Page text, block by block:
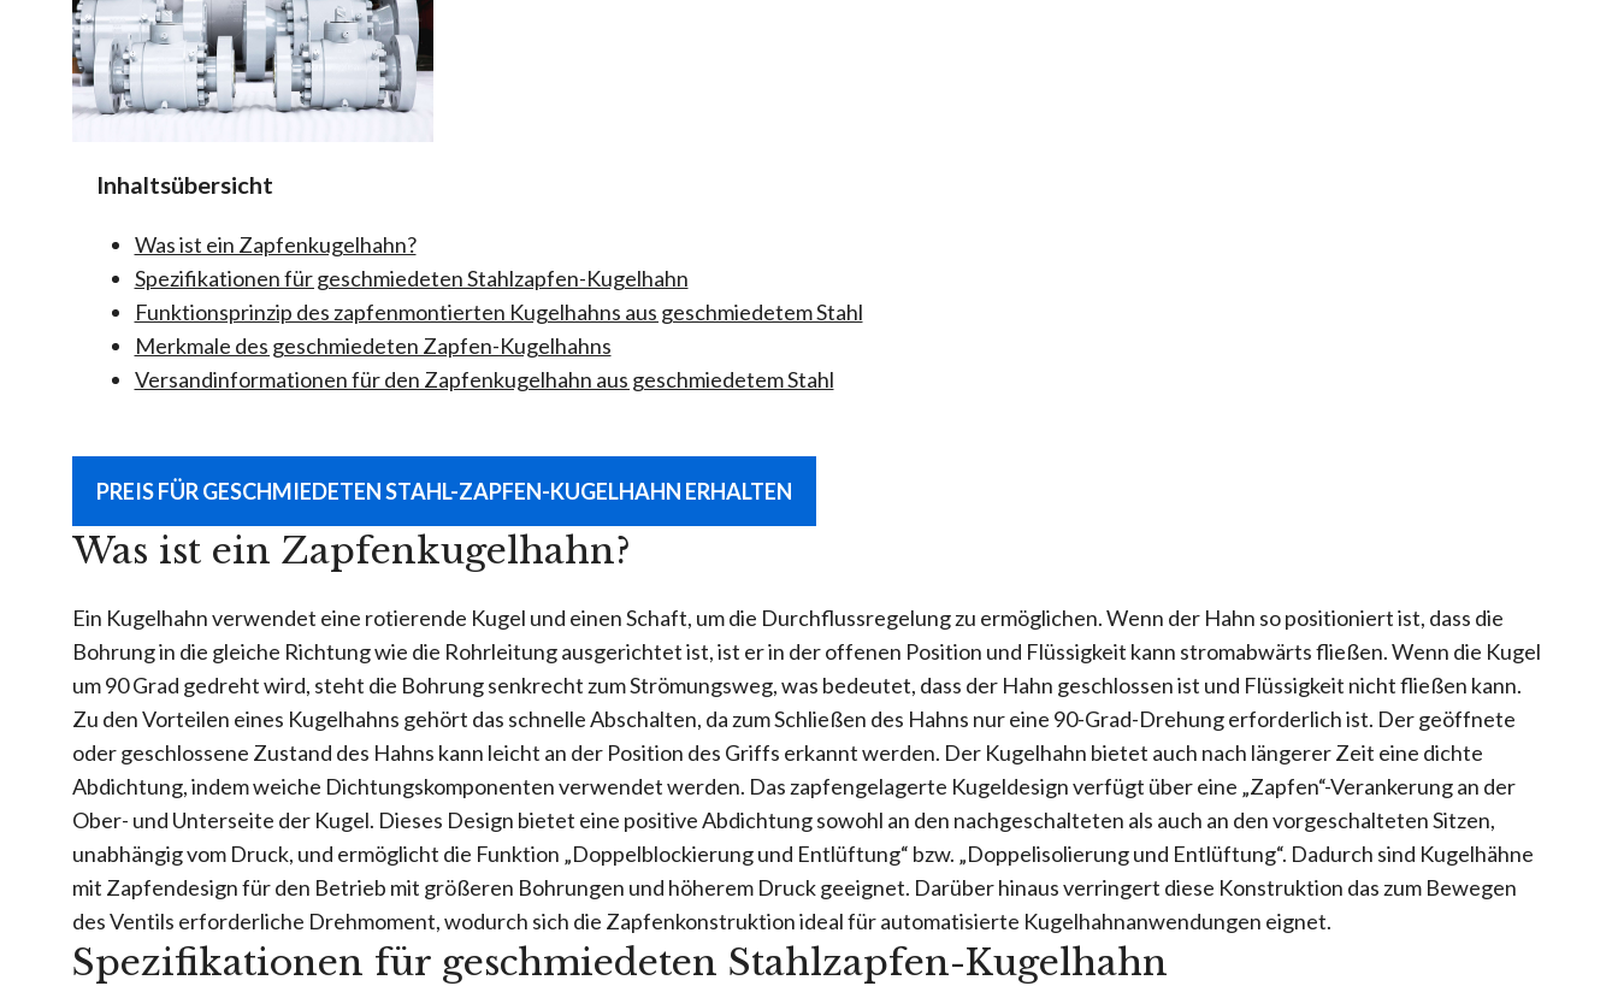
Inhaltsübersicht
Was ist ein Zapfenkugelhahn?
Spezifikationen für geschmiedeten Stahlzapfen-Kugelhahn
Funktionsprinzip des zapfenmontierten Kugelhahns aus geschmiedetem Stahl
Merkmale des geschmiedeten Zapfen-Kugelhahns
Versandinformationen für den Zapfenkugelhahn aus geschmiedetem Stahl
PREIS FÜR GESCHMIEDETEN STAHL-ZAPFEN-KUGELHAHN ERHALTEN
Was ist ein Zapfenkugelhahn?
Ein Kugelhahn verwendet eine rotierende Kugel und einen Schaft, um die Durchflussregelung zu ermöglichen. Wenn der Hahn so positioniert ist, dass die
Bohrung in die gleiche Richtung wie die Rohrleitung ausgerichtet ist, ist er in der offenen Position und Flüssigkeit kann stromabwärts fließen. Wenn die Kugel
um 90 Grad gedreht wird, steht die Bohrung senkrecht zum Strömungsweg, was bedeutet, dass der Hahn geschlossen ist und Flüssigkeit nicht fließen kann.
Zu den Vorteilen eines Kugelhahns gehört das schnelle Abschalten, da zum Schließen des Hahns nur eine 90-Grad-Drehung erforderlich ist. Der geöffnete
oder geschlossene Zustand des Hahns kann leicht an der Position des Griffs erkannt werden. Der Kugelhahn bietet auch nach längerer Zeit eine dichte
Abdichtung, indem weiche Dichtungskomponenten verwendet werden. Das zapfengelagerte Kugeldesign verfügt über eine „Zapfen“-Verankerung an der
Ober- und Unterseite der Kugel. Dieses Design bietet eine positive Abdichtung sowohl an den nachgeschalteten als auch an den vorgeschalteten Sitzen,
unabhängig vom Druck, und ermöglicht die Funktion „Doppelblockierung und Entlüftung“ bzw. „Doppelisolierung und Entlüftung“. Dadurch sind Kugelhähne
mit Zapfendesign für den Betrieb mit größeren Bohrungen und höherem Druck geeignet. Darüber hinaus verringert diese Konstruktion das zum Bewegen
des Ventils erforderliche Drehmoment, wodurch sich die Zapfenkonstruktion ideal für automatisierte Kugelhahnanwendungen eignet.
Spezifikationen für geschmiedeten Stahlzapfen-Kugelhahn